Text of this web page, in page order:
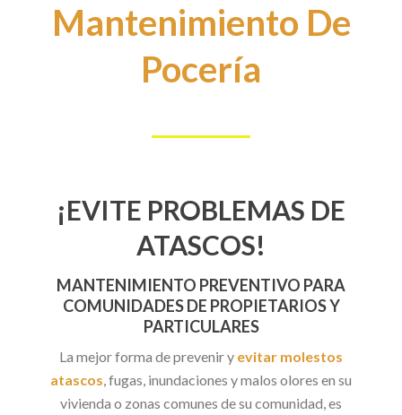
Mantenimiento De
Pocería
¡EVITE PROBLEMAS DE
ATASCOS!
MANTENIMIENTO PREVENTIVO PARA
COMUNIDADES DE PROPIETARIOS Y
PARTICULARES
La mejor forma de prevenir y evitar molestos
atascos, fugas, inundaciones y malos olores en su
vivienda o zonas comunes de su comunidad, es